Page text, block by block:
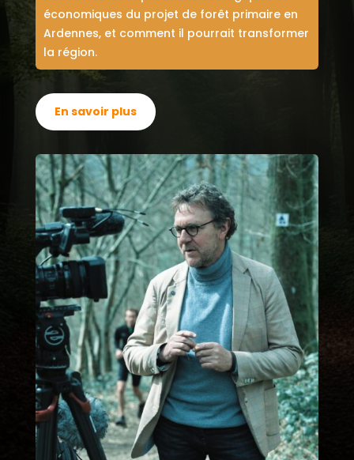
économiques du projet de forêt primaire en
Ardennes, et comment il pourrait transformer
la région.
En savoir plus